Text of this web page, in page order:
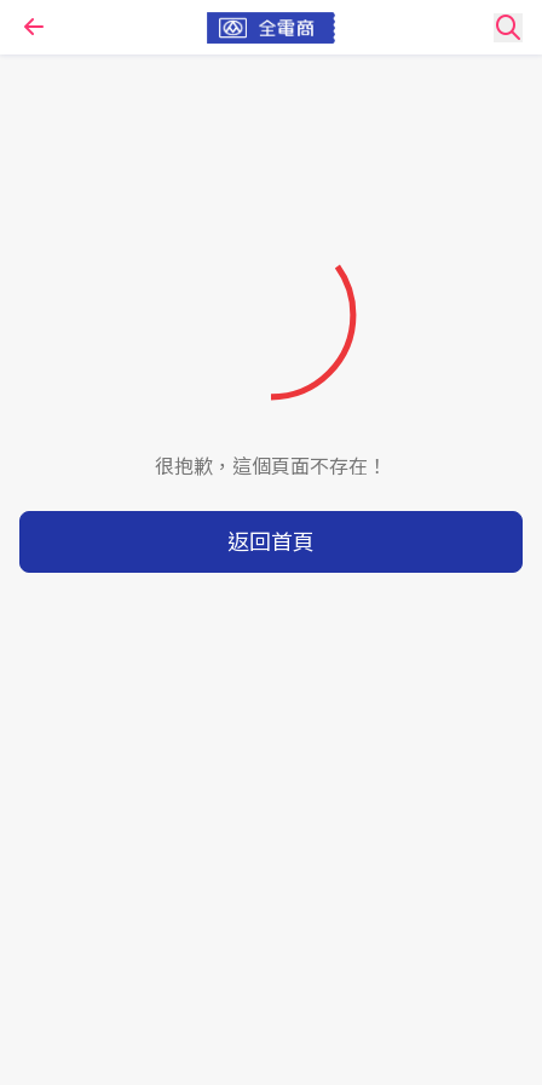
很抱歉，這個頁面不存在！
返回首頁